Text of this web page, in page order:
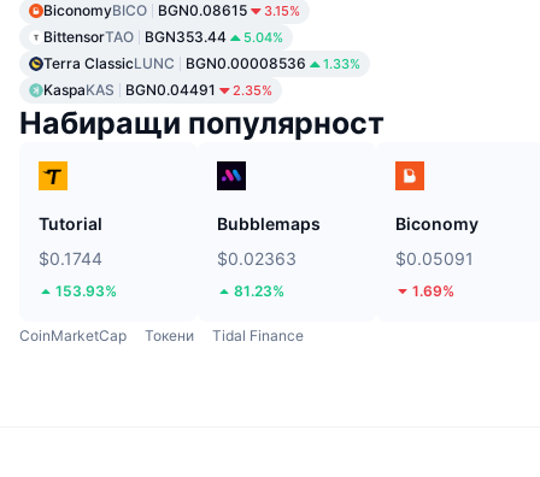
BiconomyBICO BGN0.08615 3.15%
BittensorTAO BGN353.44 5.04%
Terra ClassicLUNC BGN0.00008536 1.33%
KaspaKAS BGN0.04491 2.35%
Набиращи популярност
Tutorial
$0.1744
153.93%
Bubblemaps
$0.02363
81.23%
Biconomy
$0.05091
1.69%
CoinMarketCap Токени Tidal Finance